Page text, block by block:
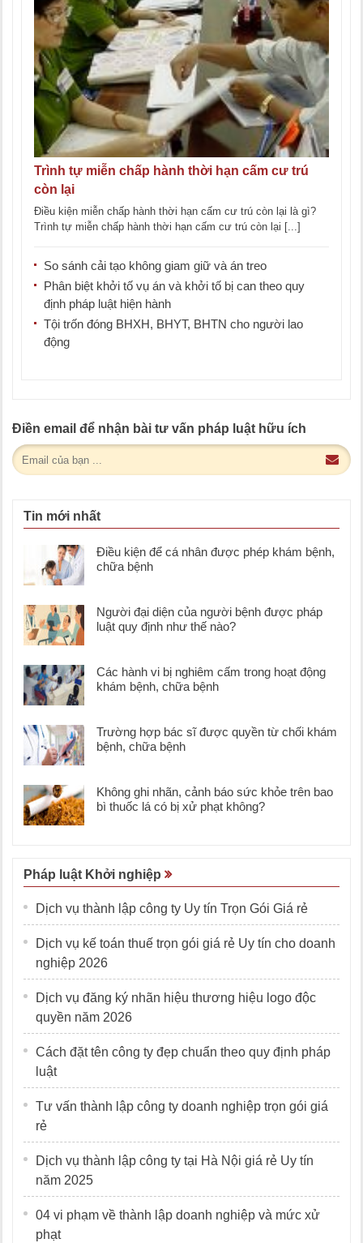
Trình tự miễn chấp hành thời hạn cấm cư trú
còn lại
Điều kiện miễn chấp hành thời hạn cấm cư trú còn lại là gì?
Trình tự miễn chấp hành thời hạn cấm cư trú còn lại [...]
So sánh cải tạo không giam giữ và án treo
Phân biệt khởi tố vụ án và khởi tố bị can theo quy
định pháp luật hiện hành
Tội trốn đóng BHXH, BHYT, BHTN cho người lao
động
Điền email để nhận bài tư vấn pháp luật hữu ích
Tin mới nhất
Điều kiện để cá nhân được phép khám bệnh,
chữa bệnh
Người đại diện của người bệnh được pháp
luật quy định như thế nào?
Các hành vi bị nghiêm cấm trong hoạt động
khám bệnh, chữa bệnh
Trường hợp bác sĩ được quyền từ chối khám
bệnh, chữa bệnh
Không ghi nhãn, cảnh báo sức khỏe trên bao
bì thuốc lá có bị xử phạt không?
Pháp luật Khởi nghiệp
Dịch vụ thành lập công ty Uy tín Trọn Gói Giá rẻ
Dịch vụ kế toán thuế trọn gói giá rẻ Uy tín cho doanh
nghiệp 2026
Dịch vụ đăng ký nhãn hiệu thương hiệu logo độc
quyền năm 2026
Cách đặt tên công ty đẹp chuẩn theo quy định pháp
luật
Tư vấn thành lập công ty doanh nghiệp trọn gói giá
rẻ
Dịch vụ thành lập công ty tại Hà Nội giá rẻ Uy tín
năm 2025
04 vi phạm về thành lập doanh nghiệp và mức xử
phạt